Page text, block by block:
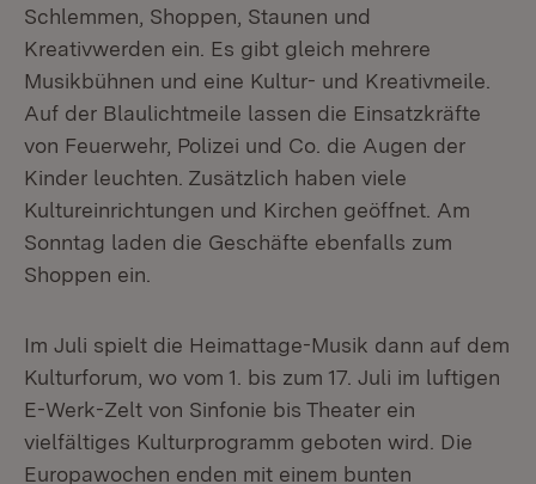
Schlemmen, Shoppen, Staunen und
Kreativwerden ein. Es gibt gleich mehrere
Musikbühnen und eine Kultur- und Kreativmeile.
Auf der Blaulichtmeile lassen die Einsatzkräfte
von Feuerwehr, Polizei und Co. die Augen der
Kinder leuchten. Zusätzlich haben viele
Kultureinrichtungen und Kirchen geöffnet. Am
Sonntag laden die Geschäfte ebenfalls zum
Shoppen ein.
Im Juli spielt die Heimattage-Musik dann auf dem
Kulturforum, wo vom 1. bis zum 17. Juli im luftigen
E-Werk-Zelt von Sinfonie bis Theater ein
vielfältiges Kulturprogramm geboten wird. Die
Europawochen enden mit einem bunten